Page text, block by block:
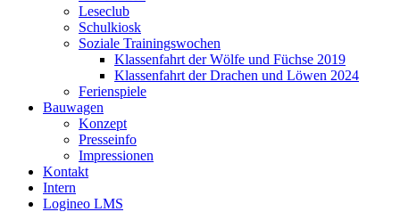
Leseclub
Schulkiosk
Soziale Trainingswochen
Klassenfahrt der Wölfe und Füchse 2019
Klassenfahrt der Drachen und Löwen 2024
Ferienspiele
Bauwagen
Konzept
Presseinfo
Impressionen
Kontakt
Intern
Logineo LMS